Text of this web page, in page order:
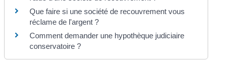
Que faire si une société de recouvrement vous
réclame de l'argent ?
Comment demander une hypothèque judiciaire
conservatoire ?